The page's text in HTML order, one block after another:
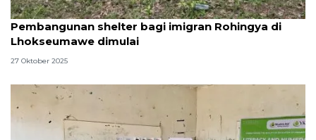
Pembangunan shelter bagi imigran Rohingya di
Lhokseumawe dimulai
27 Oktober 2025